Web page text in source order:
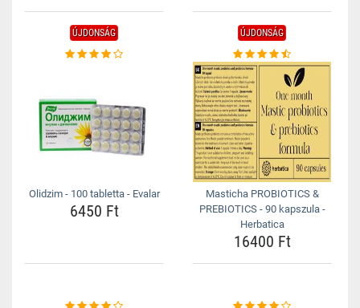
ÚJDONSÁG
Olidzim - 100 tabletta - Evalar
6450 Ft
ÚJDONSÁG
Masticha PROBIOTICS &
PREBIOTICS - 90 kapszula -
Herbatica
16400 Ft